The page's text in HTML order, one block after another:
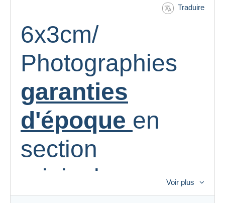
Traduire
6x3cm/
Photographies
garanties
d'époque en
section
originales
Voir plus